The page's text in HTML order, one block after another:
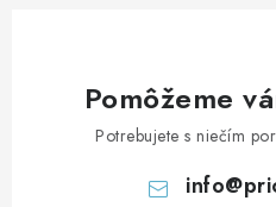
Pomôžeme
Potrebujete s niečím
info@